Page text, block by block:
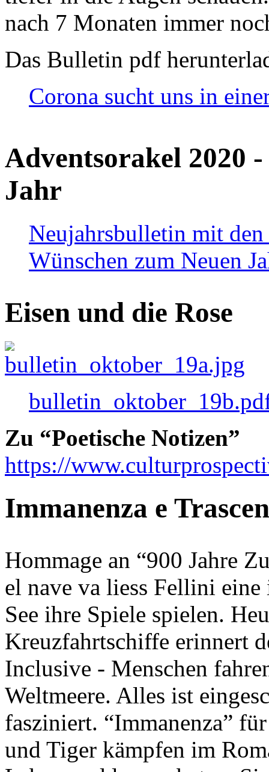
nach 7 Monaten immer
Das Bulletin pdf
Corona sucht uns in
Adventsorakel 2020
Jahr
Neujahrsbulletin mit den
Wünschen zum Neuen
Eisen und die Rose
Zu “Poetische Notizen”
https://
Immanenza e
Hommage an “900 Jahre
el nave va liess Fellini
See ihre Spiele spielen.
Kreuzfahrtschiffe erinnert
Inclusive - Menschen
Weltmeere. Alles ist
fasziniert. “Immanenza”
und Tiger kämpfen im